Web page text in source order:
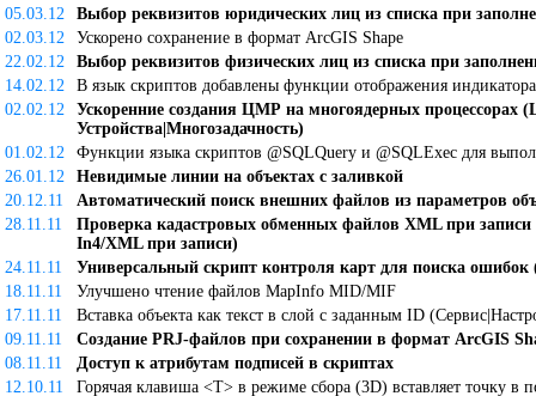
05.03.12
Выбор реквизитов юридических лиц из списка при
02.03.12
Ускорено сохранение в формат ArcGIS Shape
22.02.12
Выбор реквизитов физических лиц из списка при
14.02.12
В язык скриптов добавлены функции отображения индикатора
02.02.12
Ускоренние создания ЦМР на многоядерных
Устройства|Многозадачность)
01.02.12
Функции языка скриптов @SQLQuery и @SQLExec для
26.01.12
Невидимые линии на объектах с заливкой
20.12.11
Автоматический поиск внешних файлов из параметров
28.11.11
Проверка кадастровых обменных файлов XML при
In4/XML при записи)
24.11.11
Универсальный скрипт контроля карт для поиска ошибок
18.11.11
Улучшено чтение файлов MapInfo MID/MIF
17.11.11
Вставка объекта как текст в слой с заданным ID
09.11.11
Создание PRJ-файлов при сохранении в формат ArcGIS
08.11.11
Доступ к атрибутам подписей в скриптах
12.10.11
Горячая клавиша <T> в режиме сбора (3D) вставляет точку в